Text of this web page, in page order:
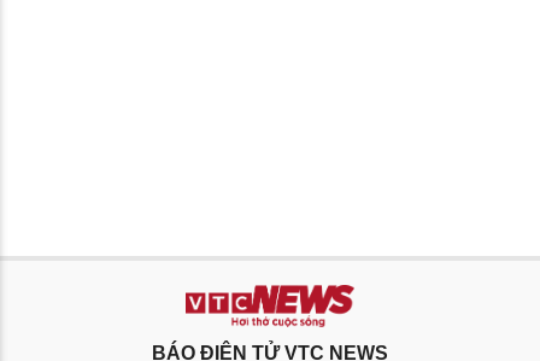
BÁO ĐIỆN TỬ VTC NEWS